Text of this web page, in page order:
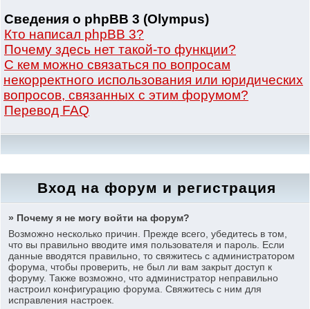
Сведения о phpBB 3 (Olympus)
Кто написал phpBB 3?
Почему здесь нет такой-то функции?
С кем можно связаться по вопросам
некорректного использования или юридических
вопросов, связанных с этим форумом?
Перевод FAQ
Вход на форум и регистрация
» Почему я не могу войти на форум?
Возможно несколько причин. Прежде всего, убедитесь в том,
что вы правильно вводите имя пользователя и пароль. Если
данные вводятся правильно, то свяжитесь с администратором
форума, чтобы проверить, не был ли вам закрыт доступ к
форуму. Также возможно, что администратор неправильно
настроил конфигурацию форума. Свяжитесь с ним для
исправления настроек.